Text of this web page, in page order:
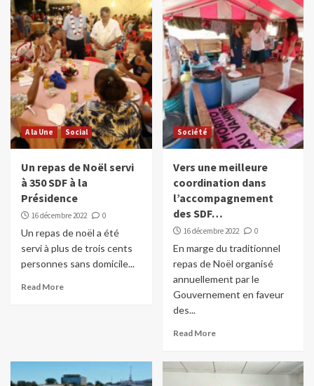
A la Une Social
Un repas de Noël servi
à 350 SDF à la
Présidence
16 décembre 2022 0
Un repas de noël a été
servi à plus de trois cents
personnes sans domicile...
Read More
Société
Vers une meilleure
coordination dans
l’accompagnement
des SDF…
16 décembre 2022 0
En marge du traditionnel
repas de Noël organisé
annuellement par le
Gouvernement en faveur
des...
Read More